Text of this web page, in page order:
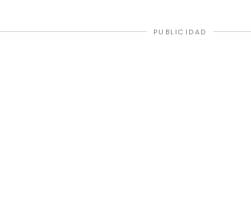
PUBLICIDAD